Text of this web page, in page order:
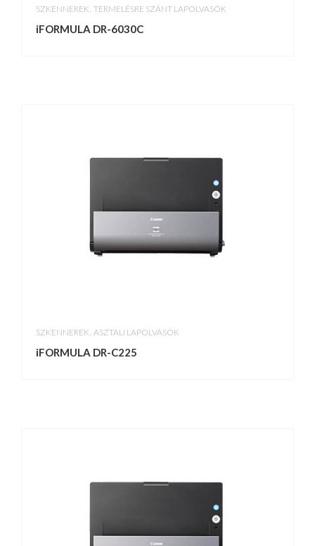
SZKENNEREK TERMELÉSRE SZÁNT LAPOLVASÓK
iFORMULA DR-6030C
SZKENNEREK ASZTALI LAPOLVASÓK
iFORMULA DR-C225